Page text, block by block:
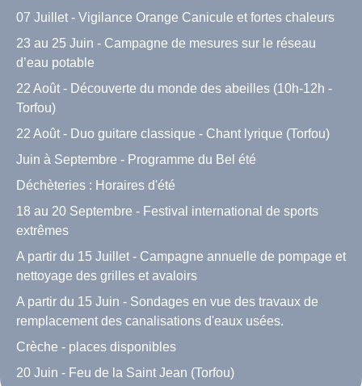
07 Juillet - Vigilance Orange Canicule et fortes chaleurs
23 au 25 Juin - Campagne de mesures sur le réseau
d’eau potable
22 Août - Découverte du monde des abeilles (10h-12h -
Torfou)
22 Août - Duo guitare classique - Chant lyrique (Torfou)
Juin à Septembre - Programme du Bel été
Déchèteries : Horaires d'été
18 au 20 Septembre - Festival international de sports
extrêmes
A partir du 15 Juillet - Campagne annuelle de pompage et
nettoyage des grilles et avaloirs
A partir du 15 Juin - Sondages en vue des travaux de
remplacement des canalisations d'eaux usées.
Crèche - places disponibles
20 Juin - Feu de la Saint Jean (Torfou)